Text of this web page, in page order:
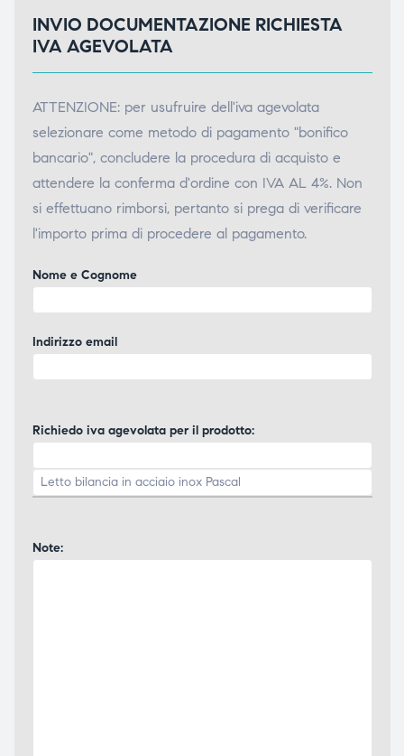
INVIO DOCUMENTAZIONE RICHIESTA
IVA AGEVOLATA
ATTENZIONE: per usufruire dell'iva agevolata
selezionare come metodo di pagamento "bonifico
bancario", concludere la procedura di acquisto e
attendere la conferma d'ordine con IVA AL 4%. Non
si effettuano rimborsi, pertanto si prega di verificare
l'importo prima di procedere al pagamento.
Nome e Cognome
Indirizzo email
Richiedo iva agevolata per il prodotto:
Note: